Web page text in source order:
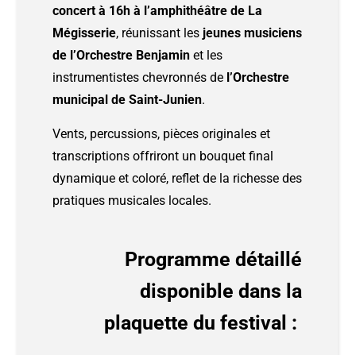
concert à 16h à l’amphithéâtre de La
Mégisserie, réunissant les jeunes musiciens
de l’Orchestre Benjamin et les
instrumentistes chevronnés de l’Orchestre
municipal de Saint-Junien.
Vents, percussions, pièces originales et
transcriptions offriront un bouquet final
dynamique et coloré, reflet de la richesse des
pratiques musicales locales.
Programme détaillé
disponible dans la
plaquette du festival :